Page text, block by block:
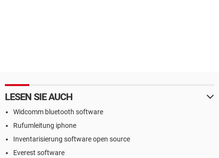
LESEN SIE AUCH
Widcomm bluetooth software
Rufumleitung iphone
Inventarisierung software open source
Everest software